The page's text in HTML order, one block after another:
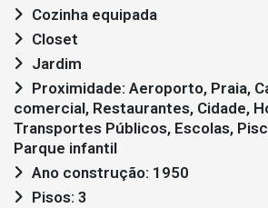
Cozinha equipada
Closet
Jardim
comercial, Restaurantes, Cidade,
Transportes Públicos, Escolas,
Parque infantil
Ano construção: 1950
Pisos: 3